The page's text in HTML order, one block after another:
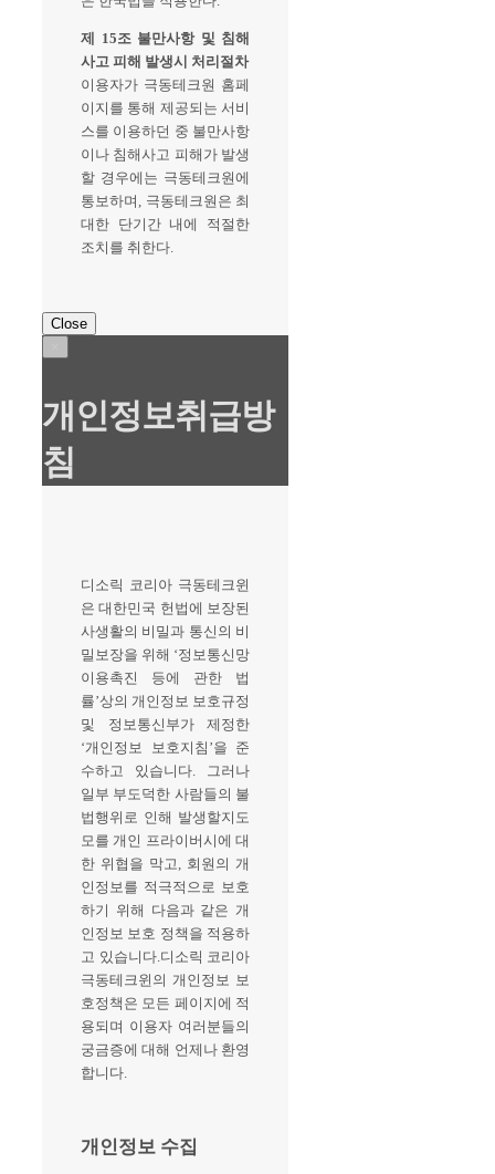
제 15조 불만사항 및 침해
사고 피해 발생시 처리절차
이용자가 극동테크원 홈페
이지를 통해 제공되는 서비
스를 이용하던 중 불만사항
이나 침해사고 피해가 발생
할 경우에는 극동테크원에
통보하며, 극동테크원은 최
대한 단기간 내에 적절한
조치를 취한다.
Close
개인정보취급방
침
디소릭 코리아 극동테크윈
은 대한민국 헌법에 보장된
사생활의 비밀과 통신의 비
밀보장을 위해 ‘정보통신망
이용촉진 등에 관한 법
률’상의 개인정보 보호규정
및 정보통신부가 제정한
‘개인정보 보호지침’을 준
수하고 있습니다. 그러나
일부 부도덕한 사람들의 불
법행위로 인해 발생할지도
모를 개인 프라이버시에 대
한 위협을 막고, 회원의 개
인정보를 적극적으로 보호
하기 위해 다음과 같은 개
인정보 보호 정책을 적용하
고 있습니다.디소릭 코리아
극동테크윈의 개인정보 보
호정책은 모든 페이지에 적
용되며 이용자 여러분들의
궁금증에 대해 언제나 환영
합니다.
개인정보 수집